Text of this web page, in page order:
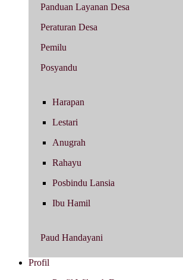
Panduan Layanan Desa
Peraturan Desa
Pemilu
Posyandu
Harapan
Lestari
Anugrah
Rahayu
Posbindu Lansia
Ibu Hamil
Paud Handayani
Profil